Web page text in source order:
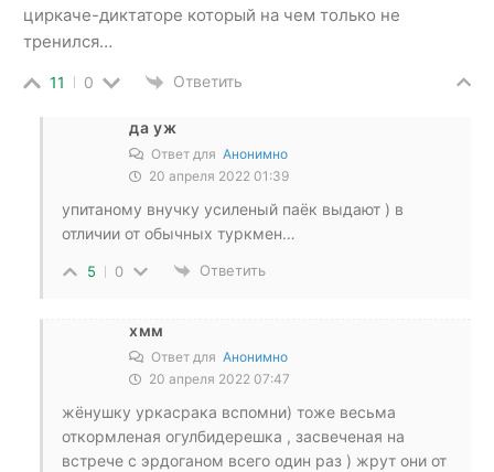
циркаче-диктаторе который на чем только не
тренился…
11 0 Ответить
да уж
Ответ для Анонимно
20 апреля 2022 01:39
упитаному внучку усиленый паёк выдают ) в
отличии от обычных туркмен…
5 0 Ответить
хмм
Ответ для Анонимно
20 апреля 2022 07:47
жёнушку уркасрака вспомни) тоже весьма
откормленая огулбидерешка , засвеченая на
встрече с эрдоганом всего один раз ) жрут они от